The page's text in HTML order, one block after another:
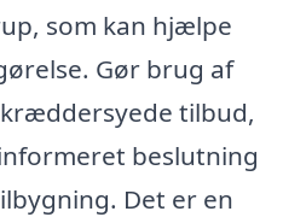
som kan hjælpe
Gør brug af
tilbud,
beslutning
Det er en